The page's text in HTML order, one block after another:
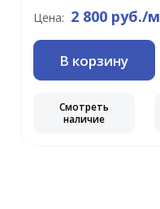
Цена: 2 800 руб./м
В корзину
Смотреть
наличие